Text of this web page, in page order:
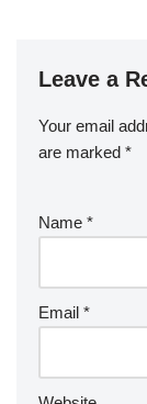
Leave a
Your email
are marked *
Name *
Email *